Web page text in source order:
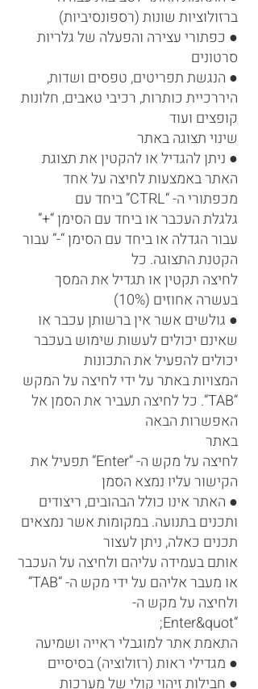
ברזולוציות שונות (רספונסיביות)
● כפתורי עצירה והפעלה של גלריות
סרטונים
● הנגשת תפריטים, טפסים ושדות,
היררכיית כותרות, רכיבי טאבים, חלונות
קופצים ועוד
שינוי תצוגה באתר
● ניתן להגדיל או להקטין את תצוגת
האתר באמצעות לחיצה על אחד
מכפתורי ה- “CTRL” ביחד עם
גלגלת העכבר או ביחד עם הסימן “+”
עבור הגדלה או ביחד עם הסימן “-” עבור
הקטנת התצוגה. כל
לחיצה תקטין או תגדיל את המסך
בעשרה אחוזים (10%)
● גולשים אשר אין ברשותן עכבר או
שאינם יכולים לעשות שימוש בעכבר
יכולים להפעיל את התכונות
המצויות באתר על ידי לחיצה על המקש
“TAB”. כל לחיצה תעביר את הסמן אל
האפשרות הבאה
באתר
לחיצה על מקש ה- “Enter” תפעיל את
הקישור עליו נמצא הסמן
● האתר אינו כולל הבהובים, ריצודים
ותכנים בתנועה. במקומות אשר נמצאים
תכנים כאלה, ניתן לעצור
אותם בעמידה עליהם ולחיצה על העכבר
או מעבר אליהם על ידי מקש ה- “TAB”
ולחיצה על מקש ה-
“Enter&quot;
התאמת אתר למוגבלי ראייה ושמיעה
● מגדילי ראות (רזולוציה) בסיסיים
● חבילות זיהוי קולי של מערכות